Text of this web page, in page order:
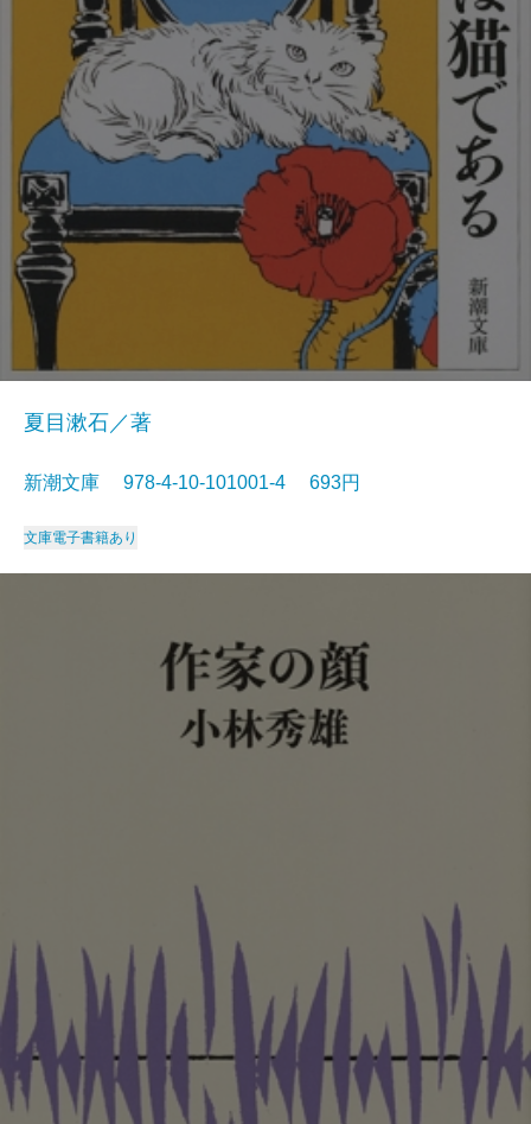
夏目漱石／著
新潮文庫 978-4-10-101001-4 693円
文庫電子書籍あり